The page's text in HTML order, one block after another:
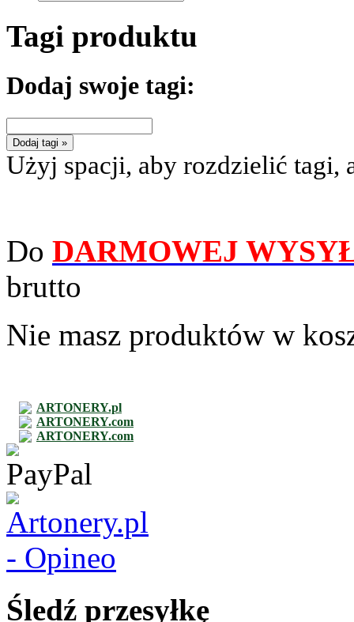
Tagi produktu
Dodaj swoje tagi:
Dodaj tagi »
Użyj spacji, aby rozdzielić tagi,
Do DARMOWEJ
brutto
Nie masz produktów w
ARTONERY.pl
ARTONERY.com
ARTONERY.com
Śledź przesyłkę